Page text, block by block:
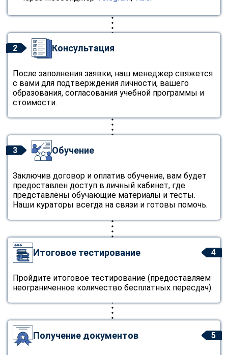
2 Консультация
После заполнения заявки, наш менеджер свяжется
с вами для подтверждения личности, вашего
образования, согласования учебной программы и
стоимости.
3 Обучение
Заключив договор и оплатив обучение, вам будет
предоставлен доступ в личный кабинет, где
представлены обучающие материалы и тесты.
Наши кураторы всегда на связи и готовы помочь.
4
Итоговое тестирование
Пройдите итоговое тестирование (предоставляем
неограниченное количество бесплатных пересдач).
5
Получение документов